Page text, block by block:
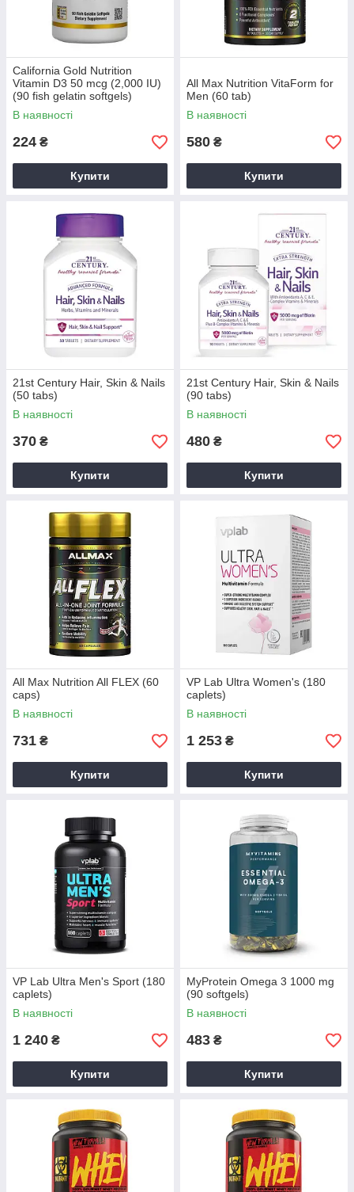
California Gold Nutrition
Vitamin D3 50 mcg (2,000 IU)
(90 fish gelatin softgels)
В наявності
224 ₴
Купити
All Max Nutrition VitaForm for
Men (60 tab)
В наявності
580 ₴
Купити
21st Century Hair, Skin & Nails
(50 tabs)
В наявності
370 ₴
Купити
21st Century Hair, Skin & Nails
(90 tabs)
В наявності
480 ₴
Купити
All Max Nutrition All FLEX (60
caps)
В наявності
731 ₴
Купити
VP Lab Ultra Women's (180
caplets)
В наявності
1 253 ₴
Купити
VP Lab Ultra Men's Sport (180
caplets)
В наявності
1 240 ₴
Купити
MyProtein Omega 3 1000 mg
(90 softgels)
В наявності
483 ₴
Купити